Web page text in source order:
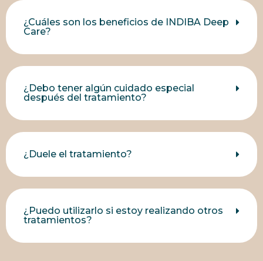
¿Cuáles son los beneficios de INDIBA Deep
Care?
¿Debo tener algún cuidado especial
después del tratamiento?
¿Duele el tratamiento?
¿Puedo utilizarlo si estoy realizando otros
tratamientos?